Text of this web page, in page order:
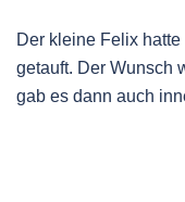
Der kleine Felix
getauft. Der Wunsch
gab es dann auch